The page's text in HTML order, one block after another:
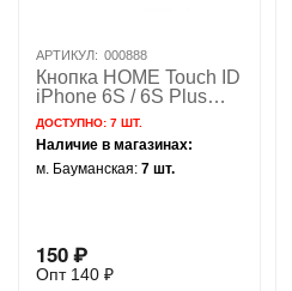
АРТИКУЛ: 000888
Кнопка HOME Touch ID
iPhone 6S / 6S Plus
серебристый / 821-
00487
ДОСТУПНО:7 ШТ.
Наличие в магазинах:
м. Бауманская:7 шт.
150₽
Опт 140 ₽